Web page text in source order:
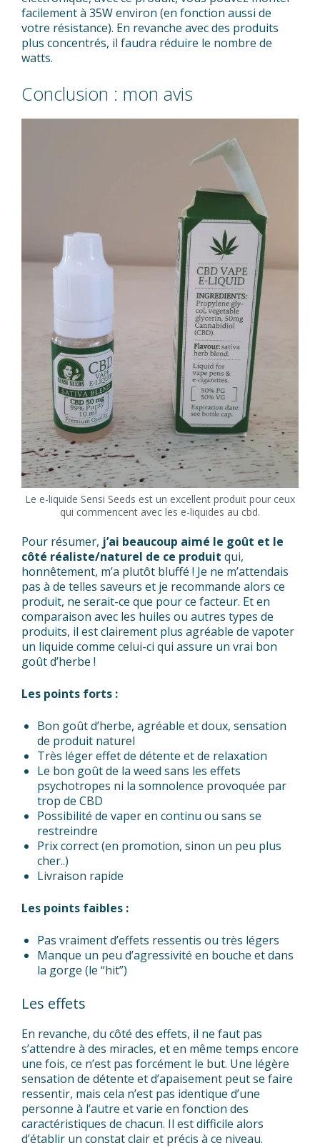
facilement à 35W environ (en fonction aussi de
votre résistance). En revanche avec des produits
plus concentrés, il faudra réduire le nombre de
watts.
Conclusion : mon avis
Le e-liquide Sensi Seeds est un excellent produit pour ceux
qui commencent avec les e-liquides au cbd.
Pour résumer, j’ai beaucoup aimé le goût et le
côté réaliste/naturel de ce produit qui,
honnêtement, m’a plutôt bluffé ! Je ne m’attendais
pas à de telles saveurs et je recommande alors ce
produit, ne serait-ce que pour ce facteur. Et en
comparaison avec les huiles ou autres types de
produits, il est clairement plus agréable de vapoter
un liquide comme celui-ci qui assure un vrai bon
goût d’herbe !
Les points forts :
Bon goût d’herbe, agréable et doux, sensation
de produit naturel
Très léger effet de détente et de relaxation
Le bon goût de la weed sans les effets
psychotropes ni la somnolence provoquée par
trop de CBD
Possibilité de vaper en continu ou sans se
restreindre
Prix correct (en promotion, sinon un peu plus
cher..)
Livraison rapide
Les points faibles :
Pas vraiment d’effets ressentis ou très légers
Manque un peu d’agressivité en bouche et dans
la gorge (le “hit”)
Les effets
En revanche, du côté des effets, il ne faut pas
s’attendre à des miracles, et en même temps encore
une fois, ce n’est pas forcément le but. Une légère
sensation de détente et d’apaisement peut se faire
ressentir, mais cela n’est pas identique d’une
personne à l’autre et varie en fonction des
caractéristiques de chacun. Il est difficile alors
d’établir un constat clair et précis à ce niveau.